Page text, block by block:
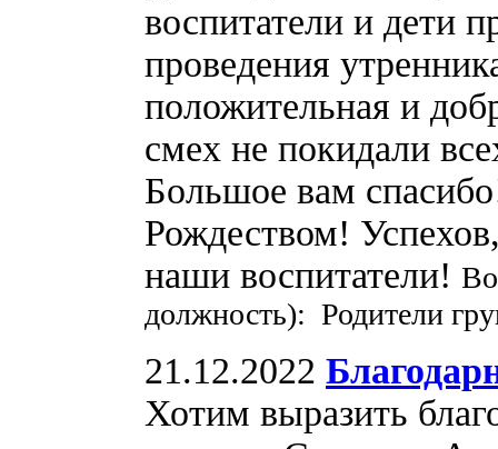
воспитатели и дети
проведения
положительная и
смех не покидали
Большое вам
Рождеством!
наши воспитатели!
должность): Родители
21.12.2022
Хотим выразить